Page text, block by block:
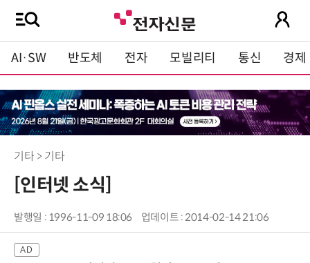
AI·SW 반도체 전자 모빌리티 통신 경제
기타 > 기타
[인터넷 소식]
발행일 : 1996-11-09 18:06 업데이트 : 2014-02-14 21:06